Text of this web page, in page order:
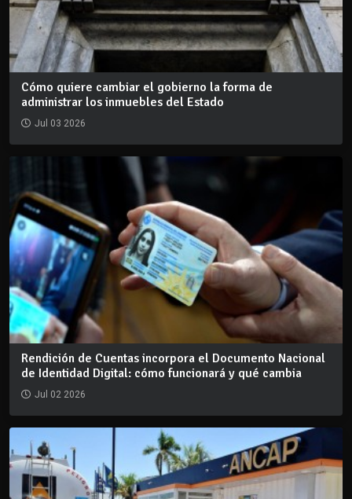
Cómo quiere cambiar el gobierno la forma de
administrar los inmuebles del Estado
Jul 03 2026
Rendición de Cuentas incorpora el Documento Nacional
de Identidad Digital: cómo funcionará y qué cambia
Jul 02 2026